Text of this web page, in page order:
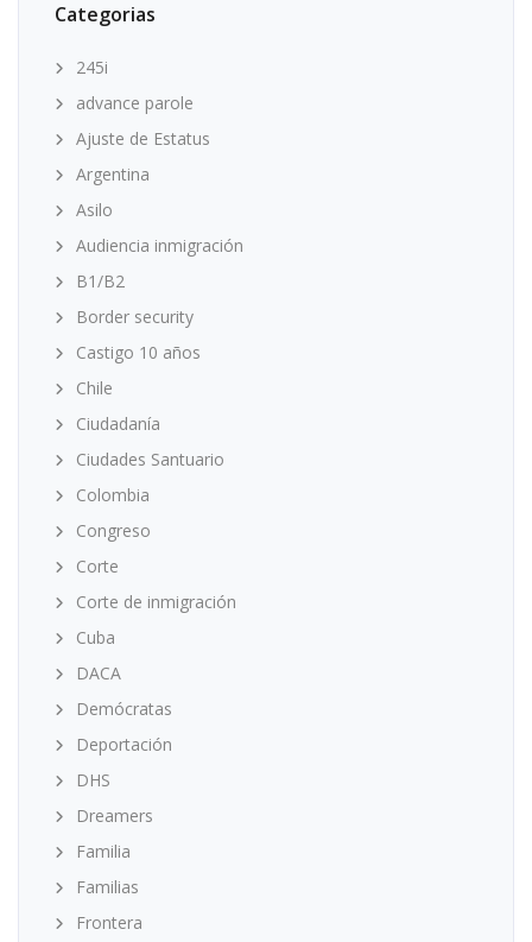
Categorias
245i
advance parole
Ajuste de Estatus
Argentina
Asilo
Audiencia inmigración
B1/B2
Border security
Castigo 10 años
Chile
Ciudadanía
Ciudades Santuario
Colombia
Congreso
Corte
Corte de inmigración
Cuba
DACA
Demócratas
Deportación
DHS
Dreamers
Familia
Familias
Frontera